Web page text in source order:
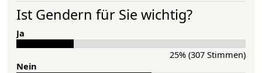
Ist Gendern für Sie wichtig?
Ja
25% (307 Stimmen)
Nein